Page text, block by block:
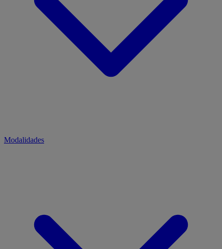
Modalidades